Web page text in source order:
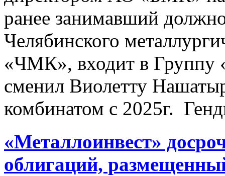
ранее занимавший
Челябинского
«ЧМК», входит в Группу
сменил Виолетту
комбинатом с 2025г.
«Металлоинвест»
облигаций,